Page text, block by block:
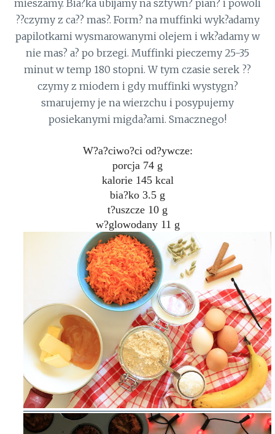
mieszamy. Bia?ka ubijamy na sztywn? pian? i powoli
??czymy z ca?? mas?. Form? na muffinki wyk?adamy
papilotkami wysmarowanymi olejem i wk?adamy w
nie mas? a? po brzegi. Muffinki pieczemy 25-35
minut w temp 180 stopni. W tym czasie serek ??
czymy z miodem i gdy muffinki wystygn?
smarujemy je na wierzchu i posypujemy
posiekanymi migda?ami. Smacznego!
W?a?ciwo?ci od?ywcze:
porcja 74 g
kalorie 145 kcal
bia?ko 3.5 g
t?uszcze 10 g
w?glowodany 11 g